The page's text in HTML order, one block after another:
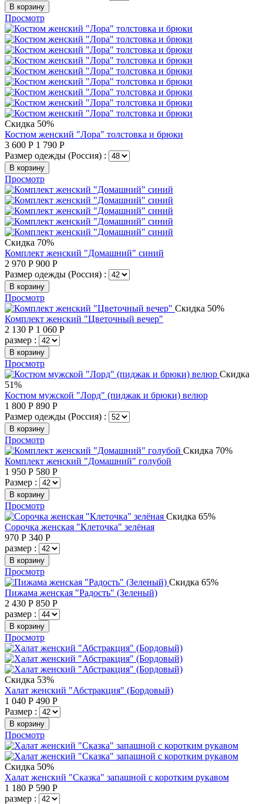
В корзину
Просмотр
Скидка 50%
Костюм женский "Лора" толстовка и брюки
3 600 Р 1 790 Р
Размер одежды (Россия) :
В корзину
Просмотр
Скидка 70%
Комплект женский "Домашний" синий
2 970 Р 900 Р
Размер одежды (Россия) :
В корзину
Просмотр
Скидка 50%
Комплект женский "Цветочный вечер"
2 130 Р 1 060 Р
размер :
В корзину
Просмотр
Скидка
51%
Костюм мужской "Лорд" (пиджак и брюки) велюр
1 800 Р 890 Р
Размер одежды (Россия) :
В корзину
Просмотр
Скидка 70%
Комплект женский "Домашний" голубой
1 950 Р 580 Р
Размер :
В корзину
Просмотр
Скидка 65%
Сорочка женская "Клеточка" зелёная
970 Р 340 Р
размер :
В корзину
Просмотр
Скидка 65%
Пижама женская "Радость" (Зеленый)
2 430 Р 850 Р
размер :
В корзину
Просмотр
Скидка 53%
Халат женский "Абстракция" (Бордовый)
1 040 Р 490 Р
Размер :
В корзину
Просмотр
Скидка 50%
Халат женский "Сказка" запашной с коротким рукавом
1 180 Р 590 Р
размер :